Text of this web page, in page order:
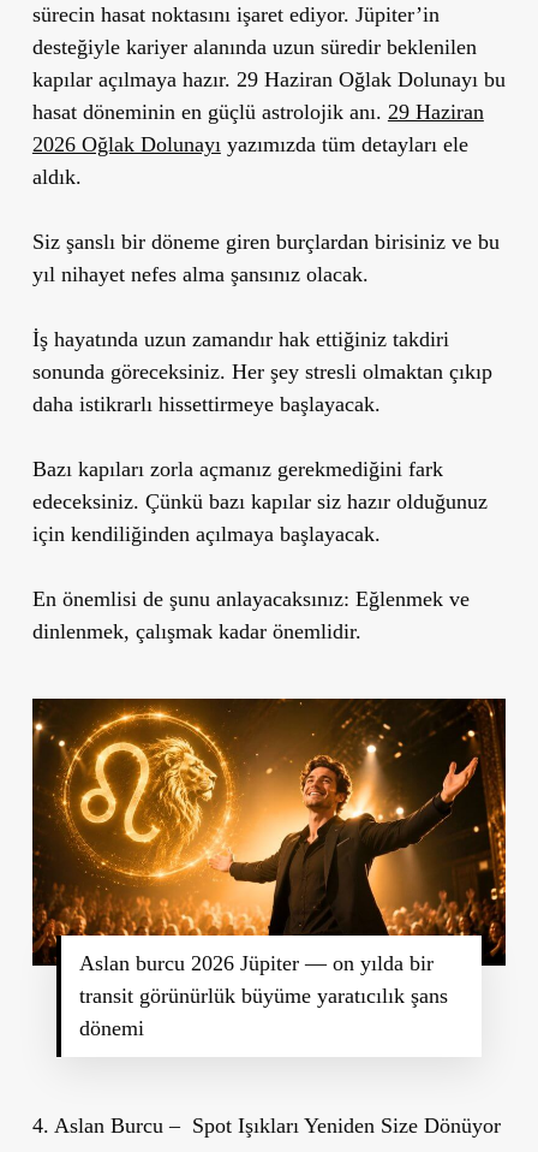
sürecin hasat noktasını işaret ediyor. Jüpiter’in
desteğiyle kariyer alanında uzun süredir beklenilen
kapılar açılmaya hazır. 29 Haziran Oğlak Dolunayı bu
hasat döneminin en güçlü astrolojik anı. 29 Haziran
2026 Oğlak Dolunayı yazımızda tüm detayları ele
aldık.
Siz şanslı bir döneme giren burçlardan birisiniz ve bu
yıl nihayet nefes alma şansınız olacak.
İş hayatında uzun zamandır hak ettiğiniz takdiri
sonunda göreceksiniz. Her şey stresli olmaktan çıkıp
daha istikrarlı hissettirmeye başlayacak.
Bazı kapıları zorla açmanız gerekmediğini fark
edeceksiniz. Çünkü bazı kapılar siz hazır olduğunuz
için kendiliğinden açılmaya başlayacak.
En önemlisi de şunu anlayacaksınız: Eğlenmek ve
dinlenmek, çalışmak kadar önemlidir.
Aslan burcu 2026 Jüpiter — on yılda bir
transit görünürlük büyüme yaratıcılık şans
dönemi
4. Aslan Burcu – Spot Işıkları Yeniden Size Dönüyor